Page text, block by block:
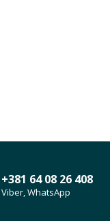
+381 64 08 26 408
Viber, WhatsApp